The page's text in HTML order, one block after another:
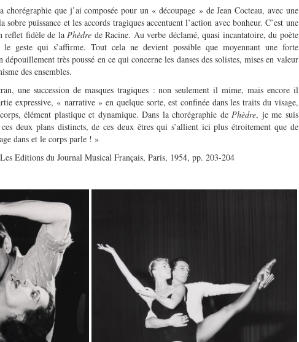
que j’ai composée pour un « découpage » de Jean Cocteau, avec une
puissance et les accords tragiques accentuent l’action avec bonheur. C’est une
reflet fidèle de la Phèdre de Racine. Au verbe déclamé, quasi incantatoire, du poète
geste qui s’affirme. Tout cela ne devient possible que moyennant une forte
très poussé en ce qui concerne les danses des solistes, mises en valeur
des ensembles.
une succession de masques tragiques : non seulement il mime, mais encore il
expressive, « narrative » en quelque sorte, est confinée dans les traits du visage,
élément plastique et dynamique. Dans la chorégraphie de Phèdre, je me suis
deux plans distincts, de ces deux êtres qui s’allient ici plus étroitement que de
dans et le corps parle ! »
Editions du Journal Musical Français, Paris, 1954, pp. 203-204